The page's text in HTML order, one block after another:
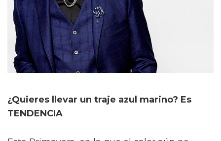
¿Quieres llevar un traje azul marino? Es
TENDENCIA